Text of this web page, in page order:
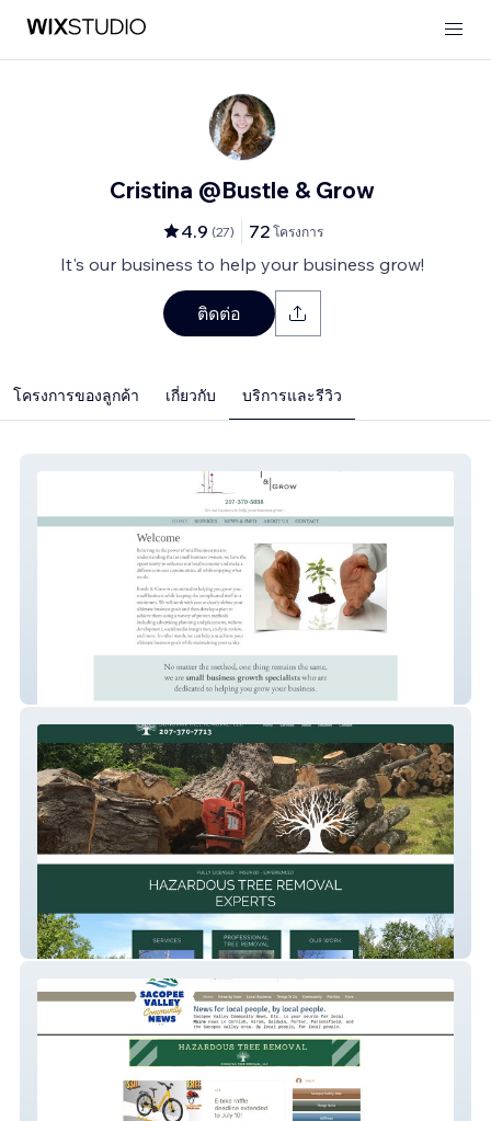
Cristina @Bustle & Grow
4.9 (27) 72 โครงการ
It's our business to help your business grow!
ติดต่อ
โครงการของลูกค้า เกี่ยวกับ บริการและรีวิว
Donovan Tree Removal, LLC